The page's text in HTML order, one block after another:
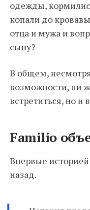
одежды,
копали до
отца и мужа и
сыну?
В общем,
возможности, ни
встретиться, но и
Familio
Впервые историей
назад.